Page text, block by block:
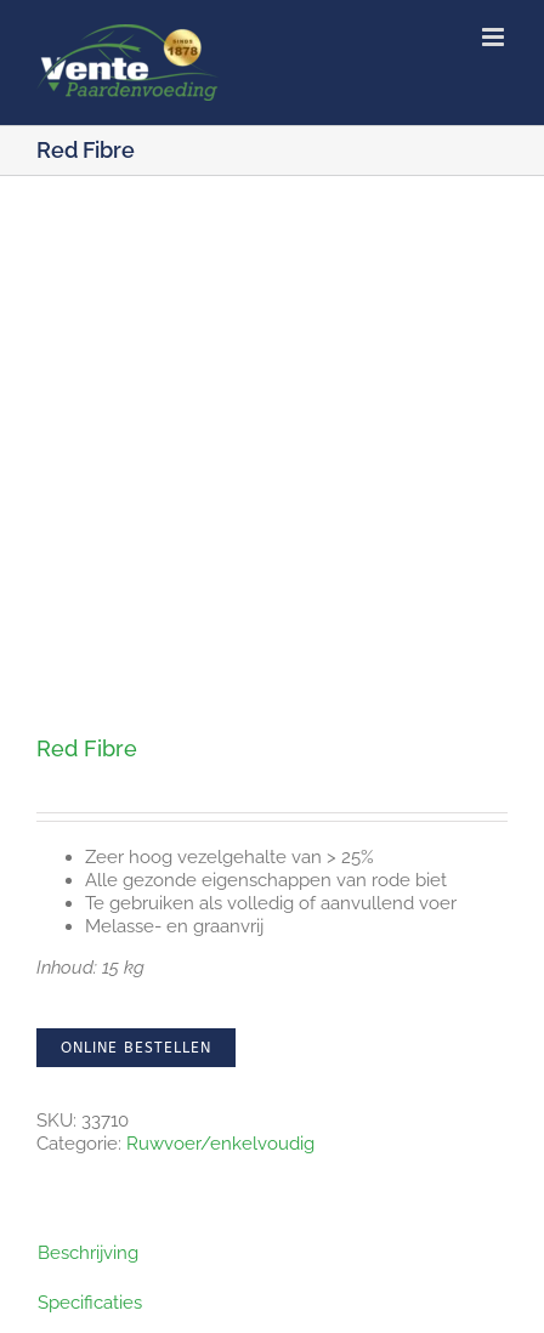
inhoud
Red Fibre
Red Fibre
Zeer hoog vezelgehalte van > 25%
Alle gezonde eigenschappen van rode biet
Te gebruiken als volledig of aanvullend voer
Melasse- en graanvrij
Inhoud: 15 kg
ONLINE BESTELLEN
SKU: 33710
Categorie: Ruwvoer/enkelvoudig
Beschrijving
Specificaties